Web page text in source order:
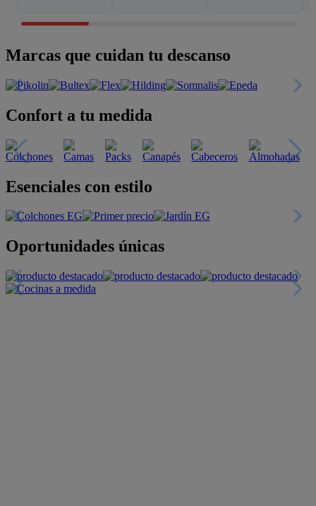
Marcas que cuidan tu descanso
Confort a tu medida
Esenciales con estilo
Oportunidades únicas